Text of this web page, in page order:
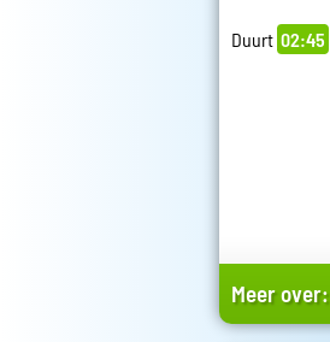
Duurt 02:45
Meer over: